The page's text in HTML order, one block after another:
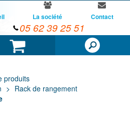
Panier
La société Contact
05 62 39 25 51
produits
Rack de rangement